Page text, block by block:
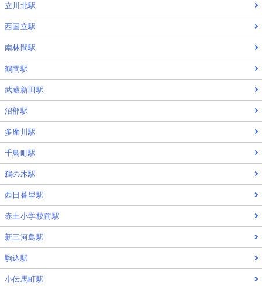
立川北駅
西国立駅
南林間駅
鶴間駅
武蔵新田駅
沼部駅
多摩川駅
千鳥町駅
鵜の木駅
西日暮里駅
赤土小学校前駅
新三河島駅
駒込駅
小伝馬町駅